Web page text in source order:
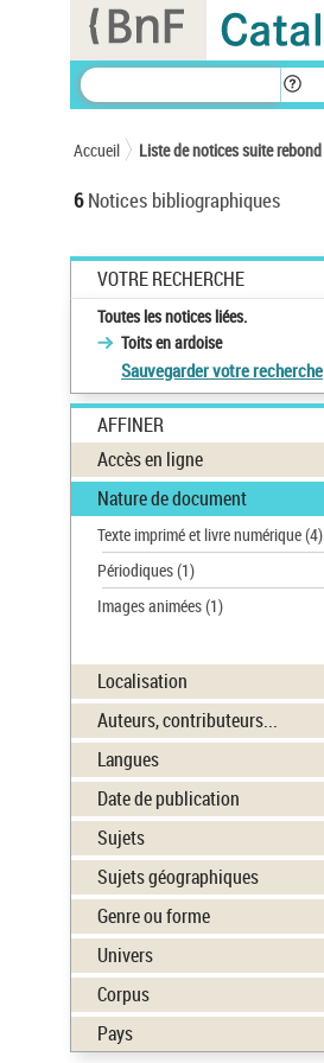
Accueil Liste de notices suite rebond
6Notices bibliographiques
VOTRE RECHERCHE
Toutes les notices liées.
Toits en ardoise
Sauvegarder votre recherche
AFFINER
Accès en ligne
Nature de document
Texte imprimé et livre numérique(4)
Périodiques(1)
Images animées(1)
Localisation
Auteurs, contributeurs...
Langues
Date de publication
Sujets
Sujets géographiques
Genre ou forme
Univers
Corpus
Pays
Panneau de gestion des cookies